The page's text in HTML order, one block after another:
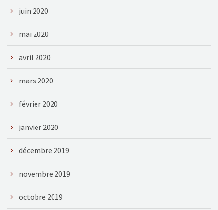
juin 2020
mai 2020
avril 2020
mars 2020
février 2020
janvier 2020
décembre 2019
novembre 2019
octobre 2019